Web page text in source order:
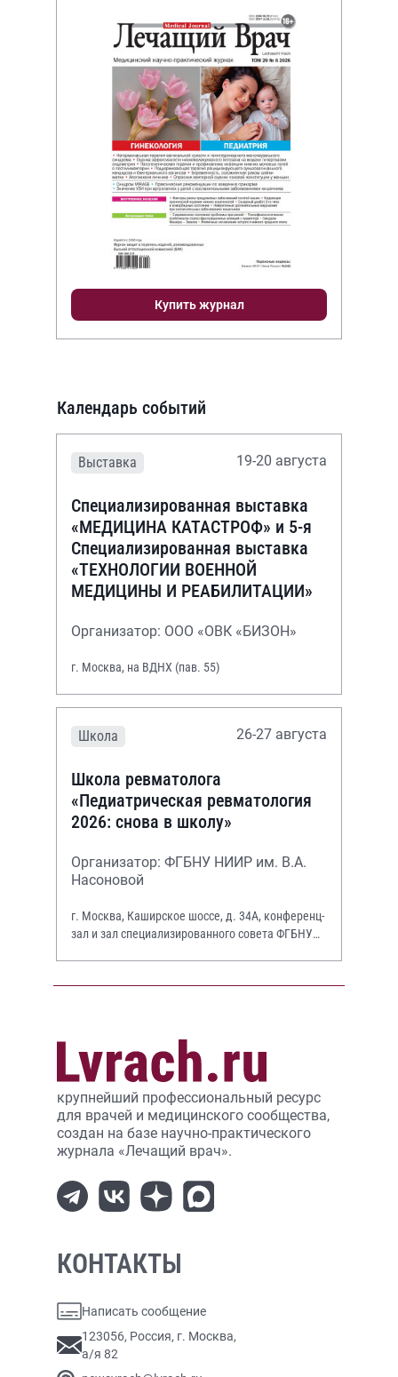
Купить журнал
Календарь событий
Выставка 19-20 августа
Специализированная выставка
«МЕДИЦИНА КАТАСТРОФ» и 5-я
Специализированная выставка
«ТЕХНОЛОГИИ ВОЕННОЙ
МЕДИЦИНЫ И РЕАБИЛИТАЦИИ»
Организатор: ООО «ОВК «БИЗОН»
г. Москва, на ВДНХ (пав. 55)
Школа 26-27 августа
Школа ревматолога
«Педиатрическая ревматология
2026: снова в школу»
Организатор: ФГБНУ НИИР им. В.А.
Насоновой
г. Москва, Каширское шоссе, д. 34А, конференц-
зал и зал специализированного совета ФГБНУ
крупнейший профессиональный ресурс
для врачей и медицинского сообщества,
создан на базе научно-практического
журнала «Лечащий врач».
КОНТАКТЫ
Написать сообщение
123056, Россия, г. Москва,
а/я 82